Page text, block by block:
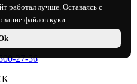
работал лучше. Оставаясь с
файлов куки.
27-56